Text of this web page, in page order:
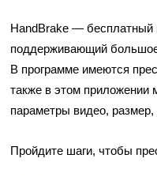
HandBrake — бесплатный
поддерживающий
В программе имеются
также в этом приложении
параметры видео,
Пройдите шаги, чтобы